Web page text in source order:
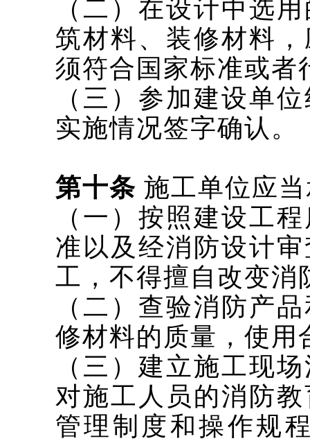
（二）在设计中选
筑材料、装修材料
须符合国家标准或者
（三）参加建设单
实施情况签字确认。
第十条 施工单位应
（一）按照建设工
准以及经消防设计
工，不得擅自改变消
（二）查验消防产
修材料的质量，使用
（三）建立施工现
对施工人员的消防
管理制度和操作规